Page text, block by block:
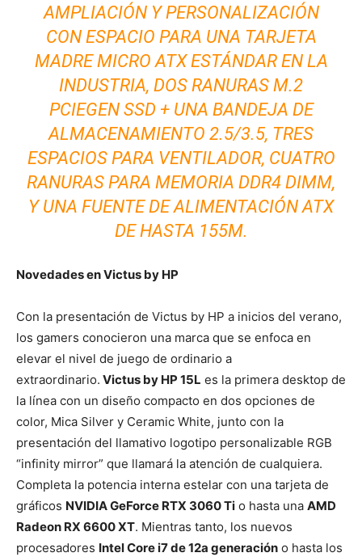
AMPLIACIÓN Y PERSONALIZACIÓN
CON ESPACIO PARA UNA TARJETA
MADRE MICRO ATX ESTÁNDAR EN LA
INDUSTRIA, DOS RANURAS M.2
PCIEGEN SSD + UNA BANDEJA DE
ALMACENAMIENTO 2.5/3.5, TRES
ESPACIOS PARA VENTILADOR, CUATRO
RANURAS PARA MEMORIA DDR4 DIMM,
Y UNA FUENTE DE ALIMENTACIÓN ATX
DE HASTA 155M.
Novedades en Victus by HP
Con la presentación de Victus by HP a inicios del verano,
los gamers conocieron una marca que se enfoca en
elevar el nivel de juego de ordinario a
extraordinario. Victus by HP 15L es la primera desktop de
la línea con un diseño compacto en dos opciones de
color, Mica Silver y Ceramic White, junto con la
presentación del llamativo logotipo personalizable RGB
“infinity mirror” que llamará la atención de cualquiera.
Completa la potencia interna estelar con una tarjeta de
gráficos NVIDIA GeForce RTX 3060 Ti o hasta una AMD
Radeon RX 6600 XT. Mientras tanto, los nuevos
procesadores Intel Core i7 de 12a generación o hasta los